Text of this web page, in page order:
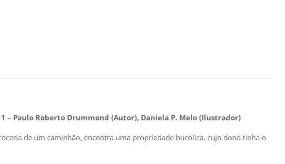
1 – Paulo Roberto Drummond (Autor), Daniela P. Melo (Ilustrador)
de um caminhão, encontra uma propriedade bucólica, cujo dono tinha o